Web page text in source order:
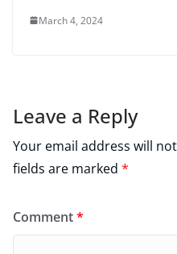
March 4, 2024
Leave a Reply
Your email address will
fields are marked *
Comment*